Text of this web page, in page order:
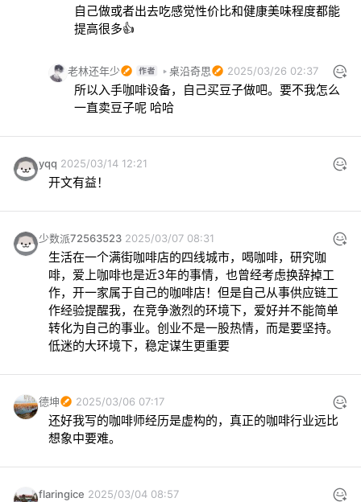
自己做或者出去吃感觉性价比和健康美味程度都能
提高很多👍
老林还年少 桌沿奇思 2025/03/26 02:37
所以入手咖啡设备，自己买豆子做吧。要不我怎么
一直卖豆子呢 哈哈
yqq 2025/03/14 12:21
开文有益！
少数派72563523 2025/03/07 08:31
生活在一个满街咖啡店的四线城市，喝咖啡，研究咖
啡，爱上咖啡也是近3年的事情，也曾经考虑换辞掉工
作，开一家属于自己的咖啡店！但是自己从事供应链工
作经验提醒我，在竞争激烈的环境下，爱好并不能简单
转化为自己的事业。创业不是一股热情，而是要坚持。
低迷的大环境下，稳定谋生更重要
德坤 2025/03/06 07:17
还好我写的咖啡师经历是虚构的，真正的咖啡行业远比
想象中要难。
flaringice 2025/03/04 08:57